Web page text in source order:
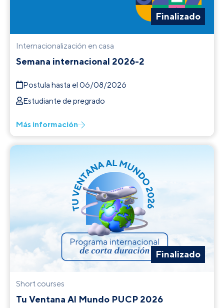
Finalizado
Internacionalización en casa
Semana internacional 2026-2
Postula hasta el 06/08/2026
Estudiante de pregrado
Más información
Finalizado
Short courses
Tu Ventana Al Mundo PUCP 2026